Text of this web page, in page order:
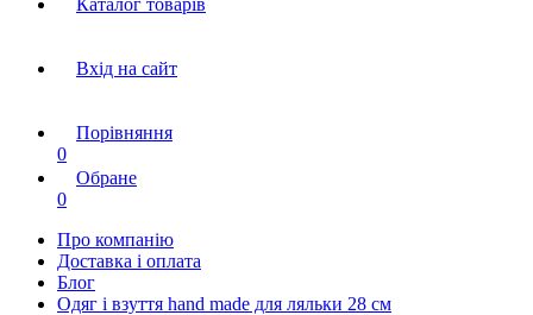
Каталог товарів
Вхід на сайт
Порівняння
0
Обране
0
Про компанію
Доставка і оплата
Блог
Одяг і взуття hand made для ляльки 28 см